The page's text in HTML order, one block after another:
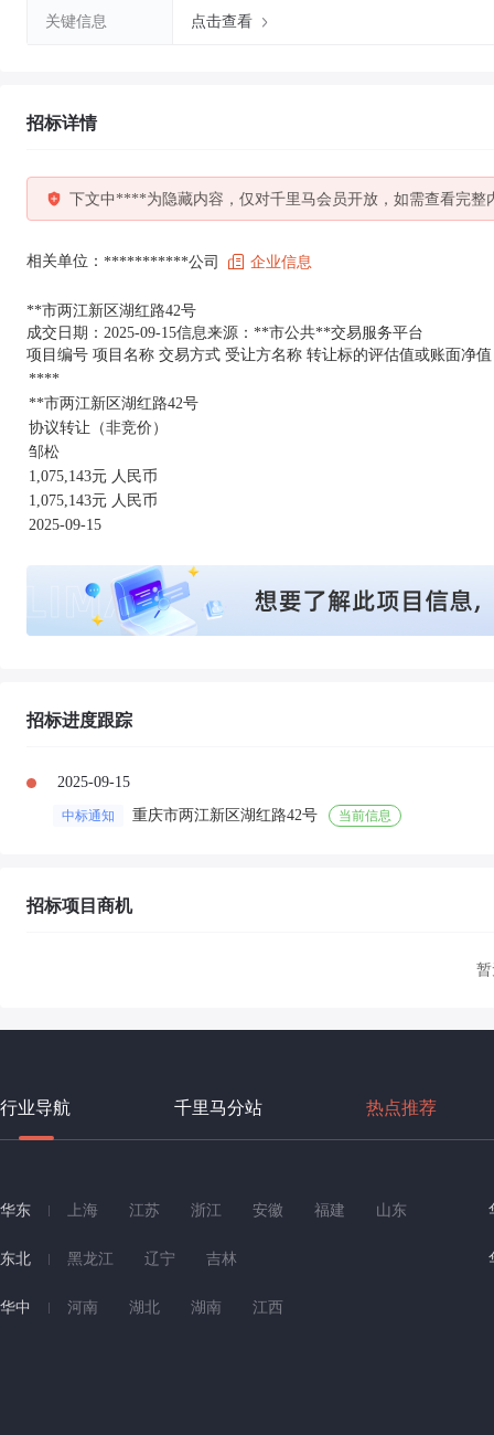
关键信息 点击查看
招标详情
下文中****为隐藏内容，仅对千里马会员开放，如需查看完整
相关单位： ***********公司 企业信息
**市两江新区湖红路42号
成交日期：2025-09-15信息来源：**市公共**交易服务平台
项目编号 项目名称 交易方式 受让方名称 转让标的评估值或账面净
****
**市两江新区湖红路42号
协议转让（非竞价）
邹松
1,075,143元 人民币
1,075,143元 人民币
2025-09-15
招标进度跟踪
2025-09-15
中标通知 重庆市两江新区湖红路42号 当前信息
招标项目商机
行业导航 千里马分站 热点推荐
华东 上海 江苏 浙江 安徽 福建 山东
东北 黑龙江 辽宁 吉林
华中 河南 湖北 湖南 江西